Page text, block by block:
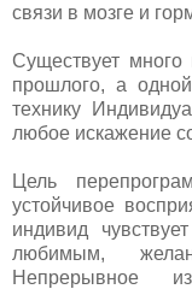
связи в мозге и
Существует много
прошлого, а
технику
любое искажение
Цель
устойчивое
индивид
любимым,
Непрерывное